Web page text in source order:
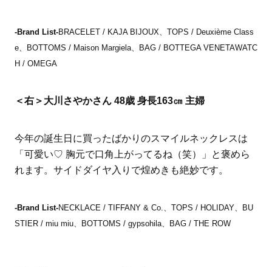
-Brand List-BRACELET / KAJA BIJOUX、TOPS / Deuxième Class
e、BOTTOMS / Maison Margiela、BAG / BOTTEGA VENETAWATC
H / OMEGA
＜右＞大川さやかさん 48歳 身長163㎝ 主婦
今年の誕生日に買ったばかりのスマイルネックレスは
「可愛い♡ 胸元で口角上がってるね（笑）」と褒めら
れます。サイドダイヤ入りで煌めきも絶妙です。
-Brand List-NECKLACE / TIFFANY & Co.、TOPS / HOLIDAY、BU
STIER / miu miu、BOTTOMS / gypsohila、BAG / THE ROW